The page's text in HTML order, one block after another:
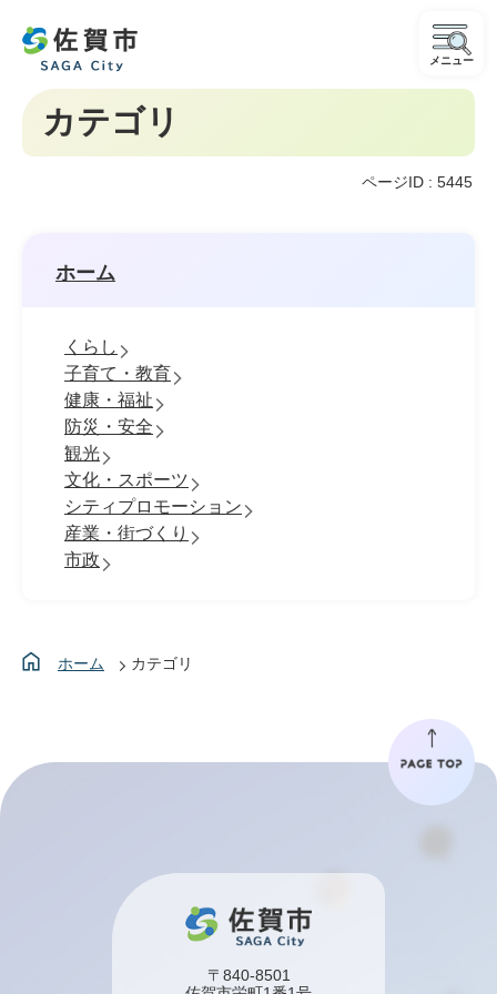
メニュー
カテゴリ
ページID : 5445
ホーム
くらし
子育て・教育
健康・福祉
防災・安全
観光
文化・スポーツ
シティプロモーション
産業・街づくり
市政
ホーム カテゴリ
〒840-8501